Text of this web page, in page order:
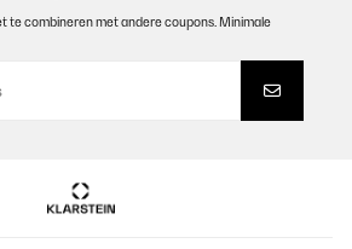
te combineren met andere coupons. Minimale